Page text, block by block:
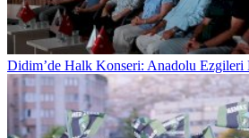
Didim’de Halk Konseri: Anadolu Ezgileri